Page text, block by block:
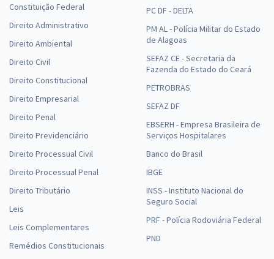
Constituição Federal
Direito Administrativo
Direito Ambiental
Direito Civil
Direito Constitucional
Direito Empresarial
Direito Penal
Direito Previdenciário
Direito Processual Civil
Direito Processual Penal
Direito Tributário
Leis
Leis Complementares
Remédios Constitucionais
PC DF - DELTA
PM AL - Polícia Militar do Estado
de Alagoas
SEFAZ CE - Secretaria da
Fazenda do Estado do Ceará
PETROBRAS
SEFAZ DF
EBSERH - Empresa Brasileira de
Serviços Hospitalares
Banco do Brasil
IBGE
INSS - Instituto Nacional do
Seguro Social
PRF - Polícia Rodoviária Federal
PND